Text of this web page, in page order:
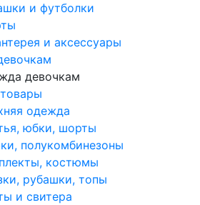
и футболки
и аксессуары
девочкам
одежда
юбки, шорты
полукомбинезоны
костюмы
рубашки, топы
и свитера